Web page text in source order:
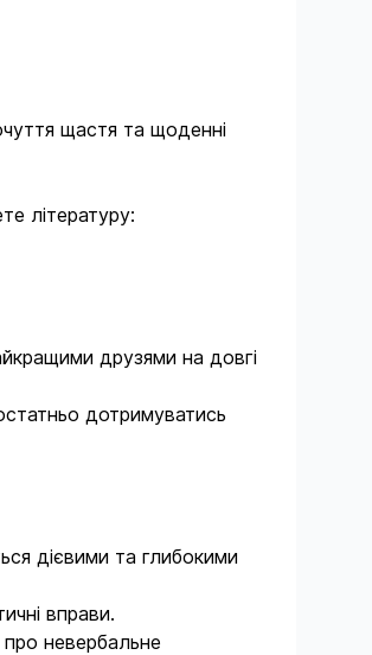
щастя та щоденні
літературу:
друзями на довгі
дотримуватись
дієвими та глибокими
вправи.
про невербальне